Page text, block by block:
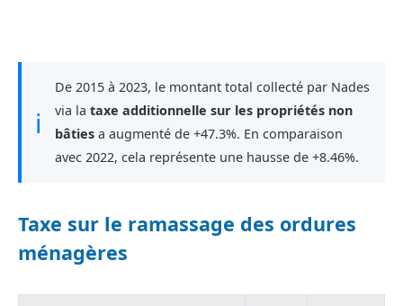
ℹ
De 2015 à 2023, le montant total collecté par Nades
via la taxe additionnelle sur les propriétés non
bâties a augmenté de +47.3%. En comparaison
avec 2022, cela représente une hausse de +8.46%.
Taxe sur le ramassage des ordures
ménagères